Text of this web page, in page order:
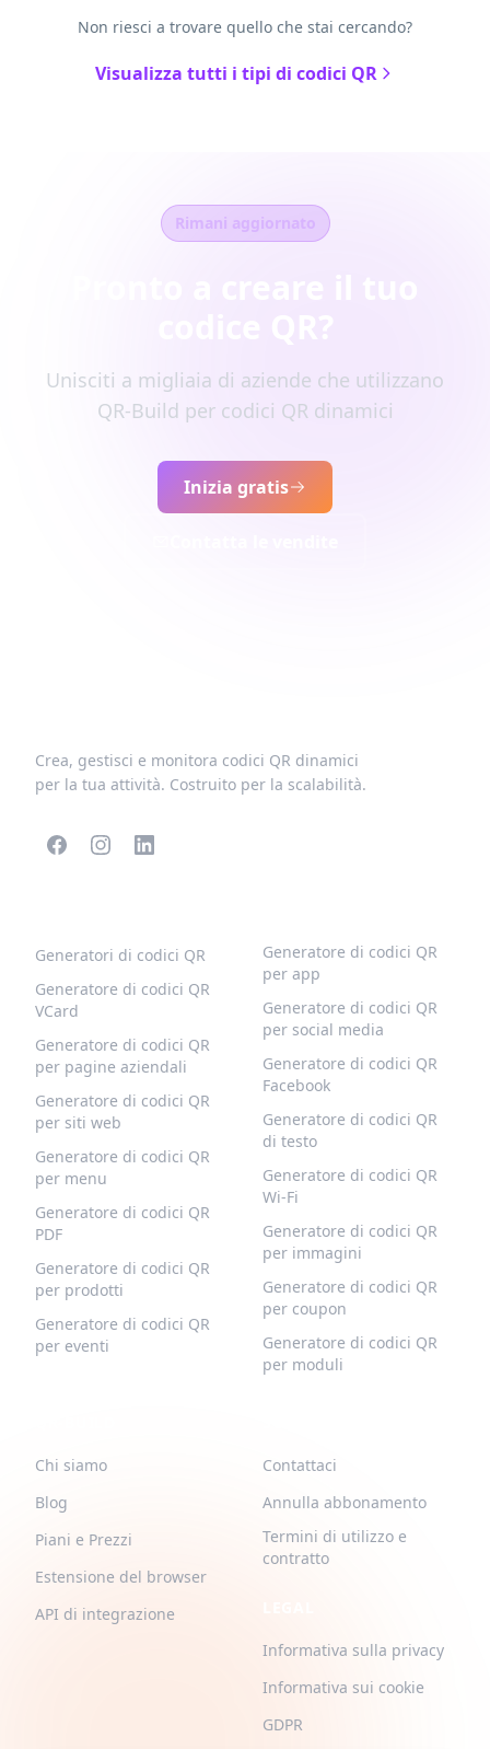
Non riesci a trovare quello che stai cercando?
Visualizza tutti i tipi di codici QR
Rimani aggiornato
Unisciti a migliaia di aziende che utilizzano
QR-Build per codici QR dinamici
Inizia gratis
Crea, gestisci e monitora codici QR dinamici
per la tua attività. Costruito per la scalabilità.
Generatori di codici QR
Generatore di codici QR
VCard
Generatore di codici QR
per pagine aziendali
Generatore di codici QR
per siti web
Generatore di codici QR
per menu
Generatore di codici QR
PDF
Generatore di codici QR
per prodotti
Generatore di codici QR
per eventi
Generatore di codici QR
per app
Generatore di codici QR
per social media
Generatore di codici QR
Facebook
Generatore di codici QR
di testo
Generatore di codici QR
Wi-Fi
Generatore di codici QR
per immagini
Generatore di codici QR
per coupon
Generatore di codici QR
per moduli
Chi siamo
Blog
Piani e Prezzi
Estensione del browser
API di integrazione
Contattaci
Annulla abbonamento
Termini di utilizzo e
contratto
Informativa sulla privacy
Informativa sui cookie
GDPR